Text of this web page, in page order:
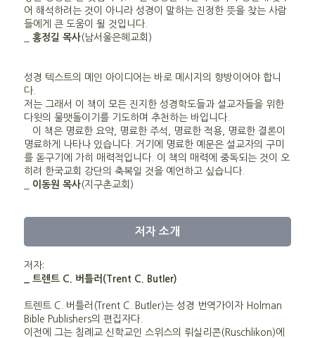
어 해석하려는 것이 아니라 성경이 말하는 진정한 뜻을 찾는 사람
들에게 큰 도움이 될 것입니다.
홍정길 목사(남서울은혜교회)
성경 텍스트의 메인 아이디어는 바로 메시지의 향방이어야 합니
다.
저는 그래서 이 책이 모든 진지한 성경학도들과 설교자들을 위한
다윗의 물맷돌이기를 기도하며 추천하는 바입니다.
이 책은 명료한 요약, 명료한 주석, 명료한 적용, 명료한 결론이
명료하게 나타나 있습니다. 거기에 명료한 예문은 설교자의 구미
를 돋구기에 가히 매력적입니다. 이 책의 매력에 중독되는 것이 오
히려 한국교회 강단의 축복일 것을 예언하고 싶습니다.
이동원 목사(지구촌교회)
저자 소개
저자:
_ 트렌트 C. 버틀러(Trent C. Butler)
트렌트 C. 버틀러(Trent C. Butler)는 성경 번역가이자 Holman
Bible Publishers의 편집자다.
이전에 그는 침례교 신학교인 스위스의 뤼실리콘(Ruschlikon)에